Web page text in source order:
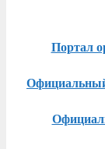
Портал